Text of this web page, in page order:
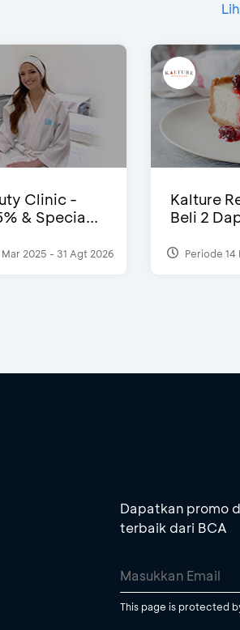
Clinic -
& Specia...
2025 - 31 Agt 2026
Kalture
Beli 2
Periode 14
Dapatkan promo
terbaik dari BCA
This page is protected